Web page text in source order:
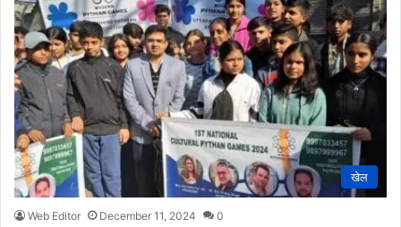
खेल
Web Editor December 11, 2024 0